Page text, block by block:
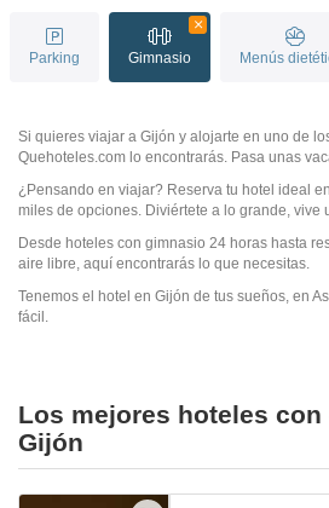
Parking Gimnasio Menús
Si quieres viajar a Gijón y alojarte en uno de
Quehoteles.com lo encontrarás. Pasa unas
¿Pensando en viajar? Reserva tu hotel ideal
miles de opciones. Diviértete a lo grande, vive
Desde hoteles con gimnasio 24 horas hasta
aire libre, aquí encontrarás lo que necesitas.
Tenemos el hotel en Gijón de tus sueños, en
fácil.
Los mejores hoteles
Gijón